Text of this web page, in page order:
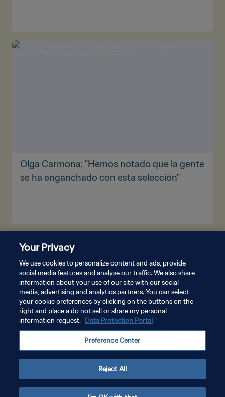
Olga Carmona: "Hemos notado que la gente
se ha enganchado con esta selección"
POLÍTICA DE PRIVACIDAD
AJUSTAR LA CONFIGURACIÓN DE LAS COOKIES
Copyright © 1994 - 2026 FIFA. Todos los derechos reservados.
Your Privacy
We use cookies to personalize content and ads, provide
social media features and analyse our traffic. We also share
information about your use of our site with our social
media, advertising and analytics partners. You can select
your cookie preferences by clicking on the buttons on the
right and place a do not sell or share my personal
information request. Data Protection Portal
Preference Center
Reject All